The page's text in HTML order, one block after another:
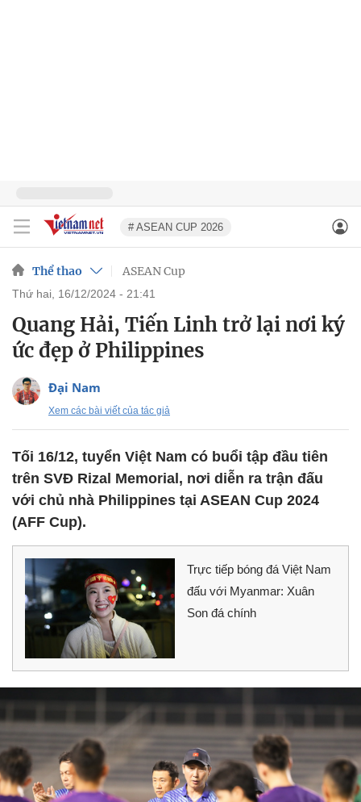
# ASEAN CUP 2026
Thể thao ASEAN Cup
thứ hai, 16/12/2024 - 21:41
Quang Hải, Tiến Linh trở lại nơi ký
ức đẹp ở Philippines
Đại Nam
Xem các bài viết của tác giả
Tối 16/12, tuyển Việt Nam có buổi tập đầu tiên
trên SVĐ Rizal Memorial, nơi diễn ra trận đấu
với chủ nhà Philippines tại ASEAN Cup 2024
(AFF Cup).
Trực tiếp bóng đá Việt Nam
đấu với Myanmar: Xuân
Son đá chính